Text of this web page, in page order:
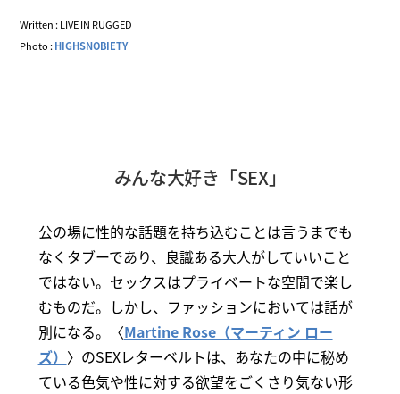
Written : LIVE IN RUGGED
Photo :HIGHSNOBIETY
みんな大好き「SEX」
公の場に性的な話題を持ち込むことは言うまでも
なくタブーであり、良識ある大人がしていいこと
ではない。セックスはプライベートな空間で楽し
むものだ。しかし、ファッションにおいては話が
別になる。〈Martine Rose（マーティン ロー
ズ） 〉のSEXレターベルトは、あなたの中に秘め
ている色気や性に対する欲望をごくさり気ない形